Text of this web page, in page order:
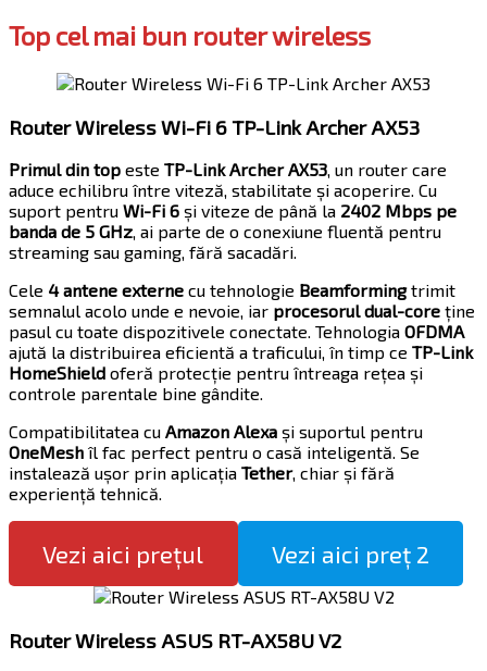
Top cel mai bun router wireless
Router Wireless Wi-Fi 6 TP-Link Archer AX53
Primul din top este TP-Link Archer AX53, un router care
aduce echilibru între viteză, stabilitate și acoperire. Cu
suport pentru Wi-Fi 6 și viteze de până la 2402 Mbps pe
banda de 5 GHz, ai parte de o conexiune fluentă pentru
streaming sau gaming, fără sacadări.
Cele 4 antene externe cu tehnologie Beamformingtrimit
semnalul acolo unde e nevoie, iar procesorul dual-core ține
pasul cu toate dispozitivele conectate. Tehnologia OFDMA
ajută la distribuirea eficientă a traficului, în timp ce TP-Link
HomeShield oferă protecție pentru întreaga rețea și
controle parentale bine gândite.
Compatibilitatea cu Amazon Alexa și suportul pentru
OneMesh îl fac perfect pentru o casă inteligentă. Se
instalează ușor prin aplicația Tether, chiar și fără
experiență tehnică.
Vezi aici prețul Vezi aici preț 2
Router Wireless ASUS RT-AX58U V2